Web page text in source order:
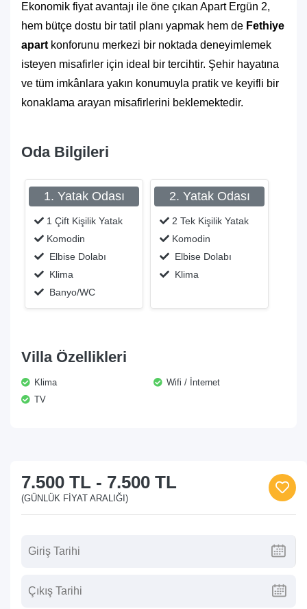
Ekonomik fiyat avantajı ile öne çıkan Apart Ergün 2,
hem bütçe dostu bir tatil planı yapmak hem de Fethiye
apart konforunu merkezi bir noktada deneyimlemek
isteyen misafirler için ideal bir tercihtir. Şehir hayatına
ve tüm imkânlara yakın konumuyla pratik ve keyifli bir
konaklama arayan misafirlerini beklemektedir.
Oda Bilgileri
1. Yatak Odası
1 Çift Kişilik Yatak
Komodin
Elbise Dolabı
Klima
Banyo/WC
2. Yatak Odası
2 Tek Kişilik Yatak
Komodin
Elbise Dolabı
Klima
Villa Özellikleri
Klima
Wifi / İnternet
TV
7.500 TL - 7.500 TL
(GÜNLÜK FIYAT ARALIĞI)